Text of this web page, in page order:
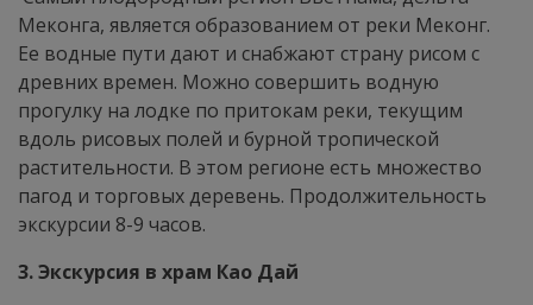
Меконга, является образованием от реки Меконг.
Ее водные пути дают и снабжают страну рисом с
древних времен. Можно совершить водную
прогулку на лодке по притокам реки, текущим
вдоль рисовых полей и бурной тропической
растительности. В этом регионе есть множество
пагод и торговых деревень. Продолжительность
экскурсии 8-9 часов.
3. Экскурсия в храм Као Дай